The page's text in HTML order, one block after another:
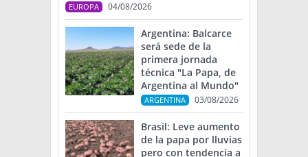
EUROPA 04/08/2026
Argentina: Balcarce
será sede de la
primera jornada
técnica "La Papa, de
Argentina al Mundo"
ARGENTINA 03/08/2026
Brasil: Leve aumento
de la papa por lluvias
pero con tendencia a